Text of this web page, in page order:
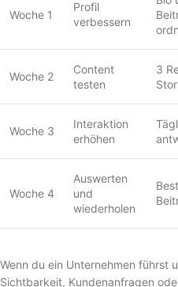
Woche 1
Profil
verbessern
Woche 2
Content
testen
3
Woche 3
Interaktion
erhöhen
Woche 4
Auswerten
und
wiederholen
Wenn du ein Unternehmen führst
Sichtbarkeit, Kundenanfragen